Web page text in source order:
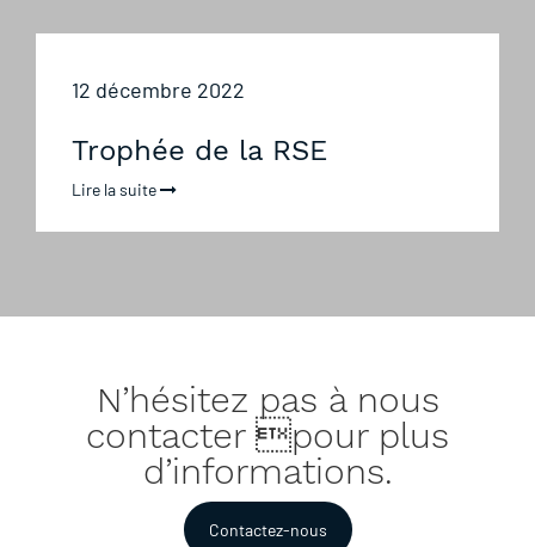
12 décembre 2022
Trophée de la RSE
Lire la suite
N’hésitez pas à nous
contacter pour plus
d’informations.
Contactez-nous